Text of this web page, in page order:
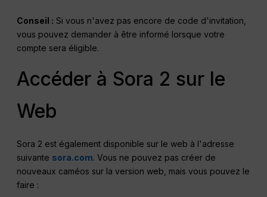
Conseil : Si vous n'avez pas encore de code d'invitation,
vous pouvez demander à être informé lorsque votre
compte sera éligible.
Accéder à Sora 2 sur le
Web
Sora 2 est également disponible sur le web à l'adresse
suivante sora.com. Vous ne pouvez pas créer de
nouveaux caméos sur la version web, mais vous pouvez le
faire :